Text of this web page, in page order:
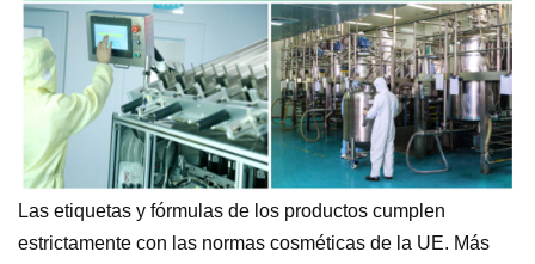
Las etiquetas y fórmulas de los productos cumplen
estrictamente con las normas cosméticas de la UE. Más